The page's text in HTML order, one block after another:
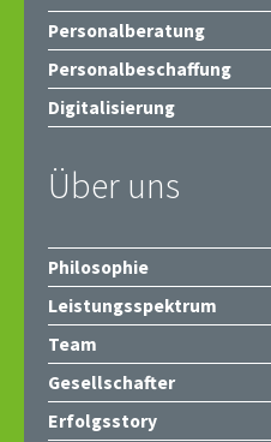
Personalberatung
Personalbeschaffung
Digitalisierung
Über uns
Philosophie
Leistungsspektrum
Team
Gesellschafter
Erfolgsstory